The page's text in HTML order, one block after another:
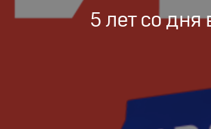
5 лет со